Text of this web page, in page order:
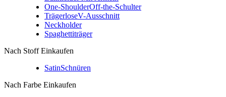
One-ShoulderOff-the-Schulter
TrägerloseV-Ausschnitt
Neckholder
Spaghettiträger
Nach Stoff Einkaufen
SatinSchnüren
Nach Farbe Einkaufen